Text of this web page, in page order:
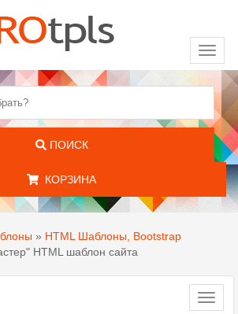
ПОИСК
КОРЗИНА
» HTML Шаблоны, Bootstrap
HTML шаблон сайта